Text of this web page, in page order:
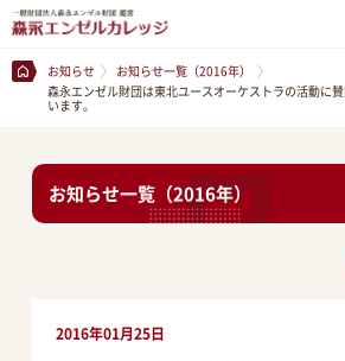
お知らせ
お知らせ一覧（2016年）
森永エンゼル財団は東北ユースオーケストラの活動に
います。
お知らせ一覧（2016年）
2016年01月25日